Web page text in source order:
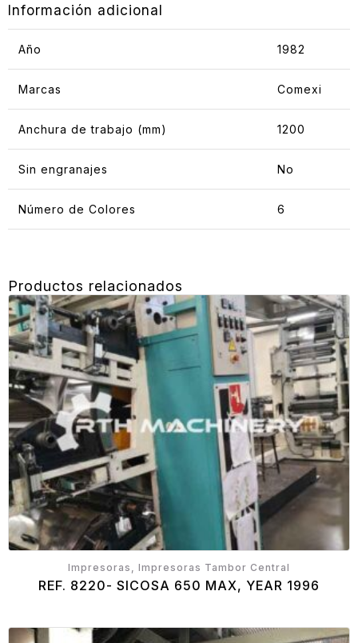
Información adicional
Año 1982
Marcas Comexi
Anchura de trabajo (mm) 1200
Sin engranajes No
Número de Colores 6
Productos relacionados
Impresoras, Impresoras Tambor Central
REF. 8220- SICOSA 650 MAX, YEAR 1996